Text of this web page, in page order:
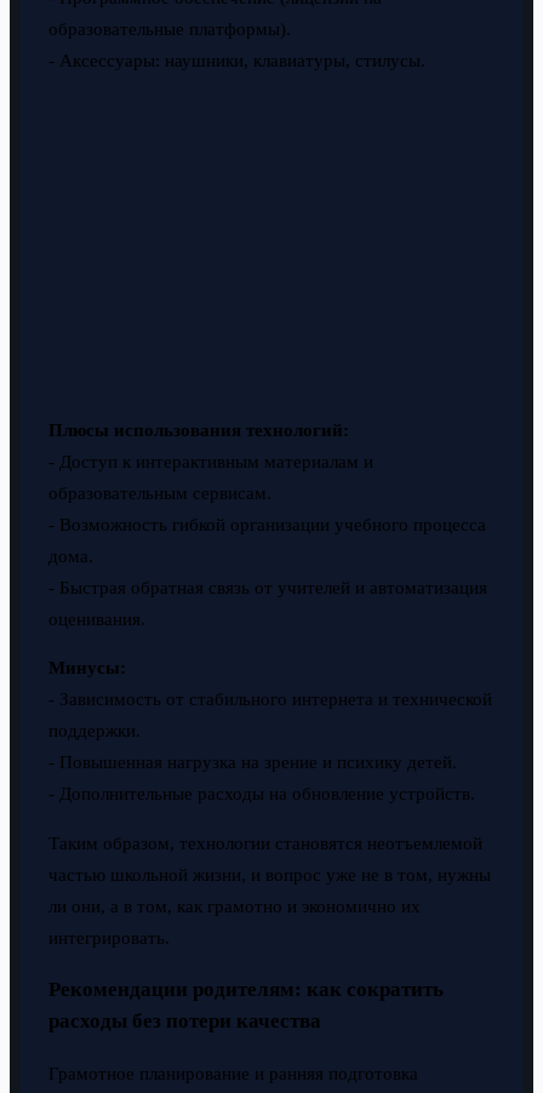
образовательные платформы).
- Аксессуары: наушники, клавиатуры, стилусы.
Плюсы использования технологий:
- Доступ к интерактивным материалам и
образовательным сервисам.
- Возможность гибкой организации учебного процесса
дома.
- Быстрая обратная связь от учителей и автоматизация
оценивания.
Минусы:
- Зависимость от стабильного интернета и технической
поддержки.
- Повышенная нагрузка на зрение и психику детей.
- Дополнительные расходы на обновление устройств.
Таким образом, технологии становятся неотъемлемой
частью школьной жизни, и вопрос уже не в том, нужны
ли они, а в том, как грамотно и экономично их
интегрировать.
Рекомендации родителям: как сократить
расходы без потери качества
Грамотное планирование и ранняя подготовка